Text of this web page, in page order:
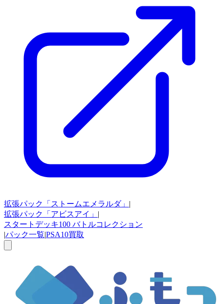
拡張パック 「ストームエメラルダ」 |
拡張パック
「アビスアイ」 |
スタートデッキ100 バトルコレクション
|パック一覧|PSA10買取